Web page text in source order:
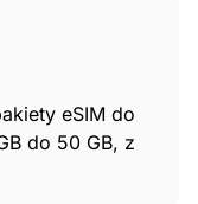
eSIM do
do 50 GB, z